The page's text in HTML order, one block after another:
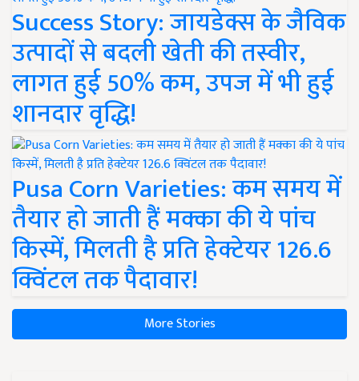
Success Story: जायडेक्स के जैविक
उत्पादों से बदली खेती की तस्वीर,
लागत हुई 50% कम, उपज में भी हुई
शानदार वृद्धि!
Pusa Corn Varieties: कम समय में
तैयार हो जाती हैं मक्का की ये पांच
किस्में, मिलती है प्रति हेक्टेयर 126.6
क्विंटल तक पैदावार!
More Stories